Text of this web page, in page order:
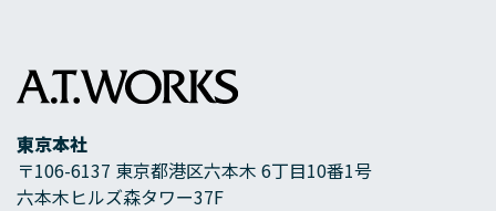
東京本社
〒106-6137 東京都港区六本木 6丁目10番1号
六本木ヒルズ森タワー37F